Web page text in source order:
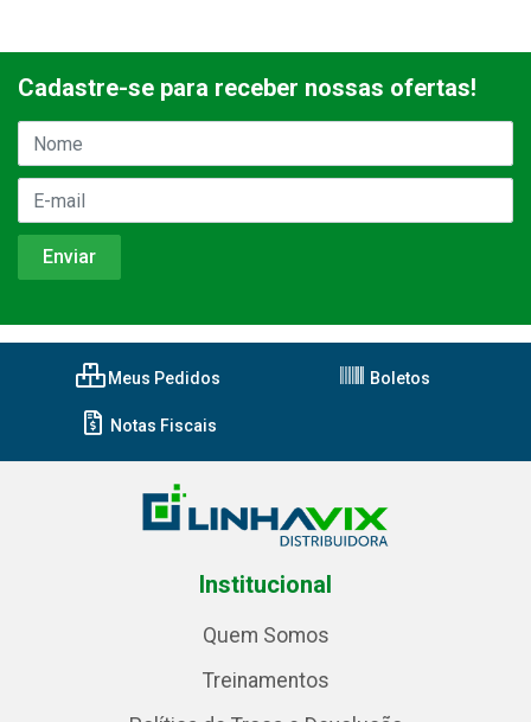
Cadastre-se para receber nossas ofertas!
Meus Pedidos Boletos
Notas Fiscais
Institucional
Quem Somos
Treinamentos